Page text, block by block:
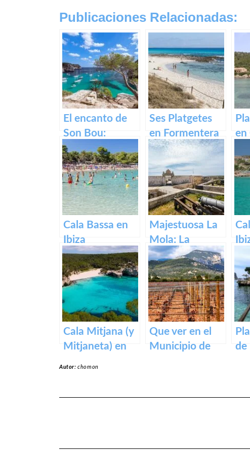
Publicaciones Relacionadas:
El encanto de
Son Bou:
descubre la
belleza de
Menorca
Ses Platgetes
en Formentera
en
Cala Bassa en
Ibiza
Majestuosa La
Mola: La
Fortaleza de
Menorca
Cala Mitjana (y
Mitjaneta) en
Que ver en el
Municipio de
de
Autor:chomon